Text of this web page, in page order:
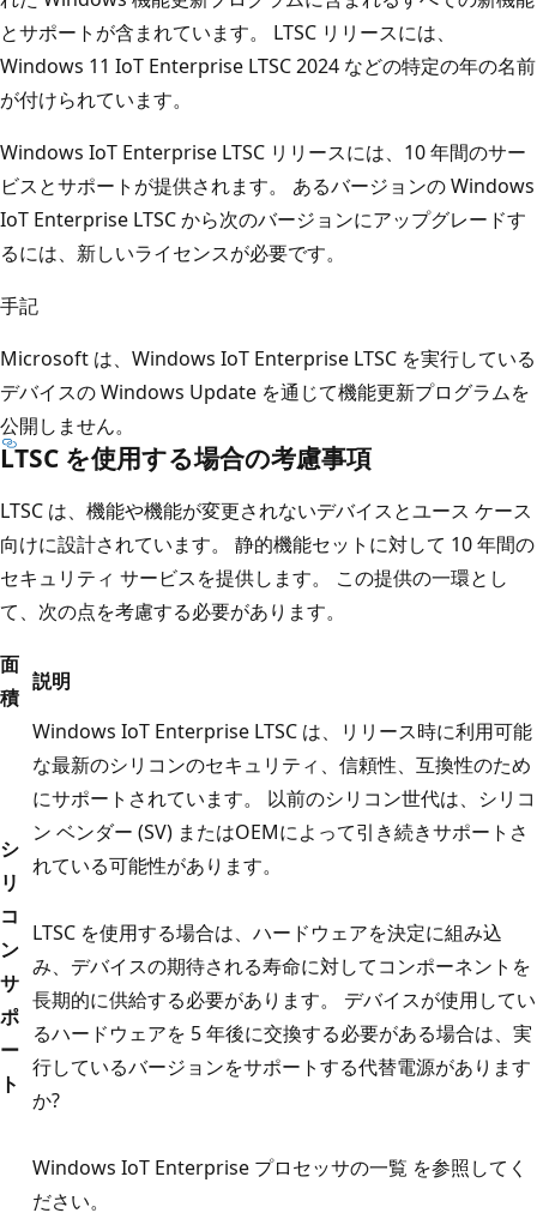
とサポートが含まれています。 LTSC リリースには、
Windows 11 IoT Enterprise LTSC 2024 などの特定の年の名前
が付けられています。
Windows IoT Enterprise LTSC リリースには、10 年間のサー
ビスとサポートが提供されます。 あるバージョンの Windows
IoT Enterprise LTSC から次のバージョンにアップグレードす
るには、新しいライセンスが必要です。
手記
Microsoft は、Windows IoT Enterprise LTSC を実行している
デバイスの Windows Update を通じて機能更新プログラムを
公開しません。
LTSC を使用する場合の考慮事項
LTSC は、機能や機能が変更されないデバイスとユース ケース
向けに設計されています。 静的機能セットに対して 10 年間の
セキュリティ サービスを提供します。 この提供の一環とし
て、次の点を考慮する必要があります。
面
積
説明
シ
リ
コ
ン
サ
ポ
ー
ト
Windows IoT Enterprise LTSC は、リリース時に利用可能
な最新のシリコンのセキュリティ、信頼性、互換性のため
にサポートされています。 以前のシリコン世代は、シリコ
ン ベンダー (SV) またはOEMによって引き続きサポートさ
れている可能性があります。
LTSC を使用する場合は、ハードウェアを決定に組み込
み、デバイスの期待される寿命に対してコンポーネントを
長期的に供給する必要があります。 デバイスが使用してい
るハードウェアを 5 年後に交換する必要がある場合は、実
行しているバージョンをサポートする代替電源があります
か?
Windows IoT Enterprise プロセッサの一覧 を参照してく
ださい。